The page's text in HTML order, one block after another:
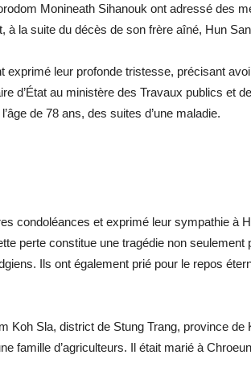
Monineath Sihanouk ont adressé des
à la suite du décès de son frère aîné, Hun
exprimé leur profonde tristesse, précisant
d’État au ministère des Travaux publics et
de 78 ans, des suites d’une maladie.
condoléances et exprimé leur sympathie à
perte constitue une tragédie non seulement
Ils ont également prié pour le repos
Koh Sla, district de Stung Trang, province de
famille d’agriculteurs. Il était marié à